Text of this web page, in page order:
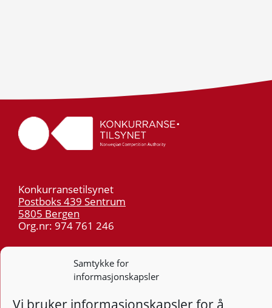
Samtykke for
informasjonskapsler
Vi bruker informasjonskapsler for å
Konkurransetilsynet
Postboks 439 Sentrum
5805 Bergen
Org.nr: 974 761 246
55 59 75 00
post@kt.no